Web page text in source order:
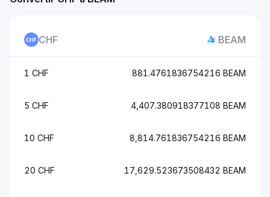
CHF BEAM
1 CHF 881.4761836754216 BEAM
5 CHF 4,407.380918377108 BEAM
10 CHF 8,814.761836754216 BEAM
20 CHF 17,629.523673508432 BEAM